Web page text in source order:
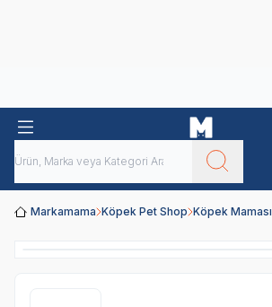
Markamama Köpek Pet Shop Köpek Maması